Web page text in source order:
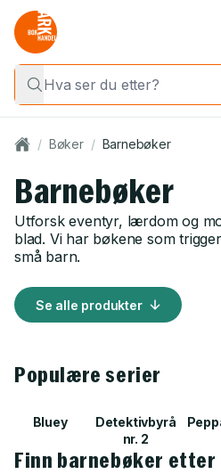
/ Bøker / Barnebøker
Barnebøker
Utforsk eventyr, lærdom og
blad. Vi har bøkene som
små barn.
Se alle produkter
Populære serier
Bluey
Detektivbyrå
nr. 2
Finn barnebøker etter